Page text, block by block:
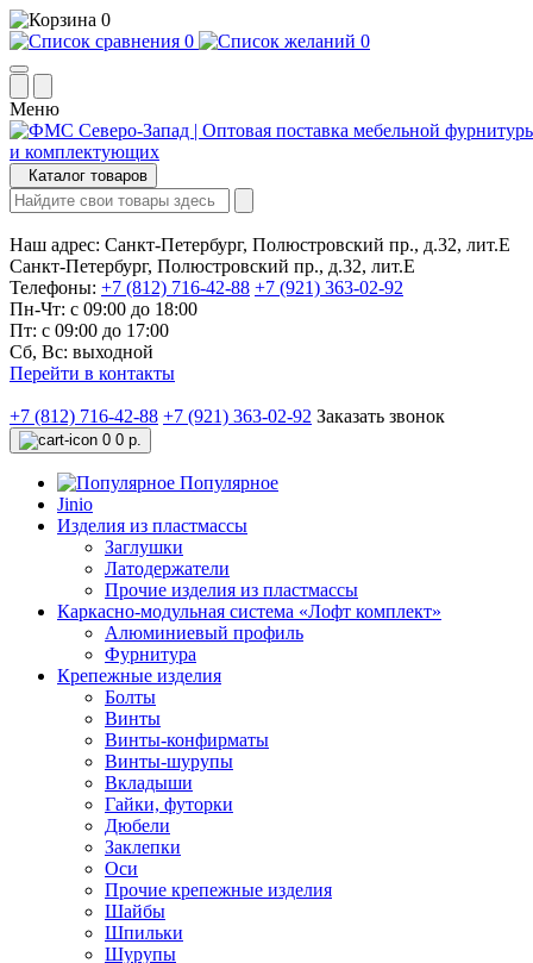
0
0
0
Меню
Каталог товаров
Наш адрес: Санкт-Петербург, Полюстровский пр., д.32, лит.Е
Санкт-Петербург, Полюстровский пр., д.32, лит.Е
Телефоны: +7 (812) 716-42-88 +7 (921) 363-02-92
Пн-Чт: с 09:00 до 18:00
Пт: с 09:00 до 17:00
Сб, Вс: выходной
Перейти в контакты
+7 (812) 716-42-88 +7 (921) 363-02-92 Заказать звонок
0 0 р.
Популярное
Jinio
Изделия из пластмассы
Заглушки
Латодержатели
Прочие изделия из пластмассы
Каркасно-модульная система «Лофт комплект»
Алюминиевый профиль
Фурнитура
Крепежные изделия
Болты
Винты
Винты-конфирматы
Винты-шурупы
Вкладыши
Гайки, футорки
Дюбели
Заклепки
Оси
Прочие крепежные изделия
Шайбы
Шпильки
Шурупы